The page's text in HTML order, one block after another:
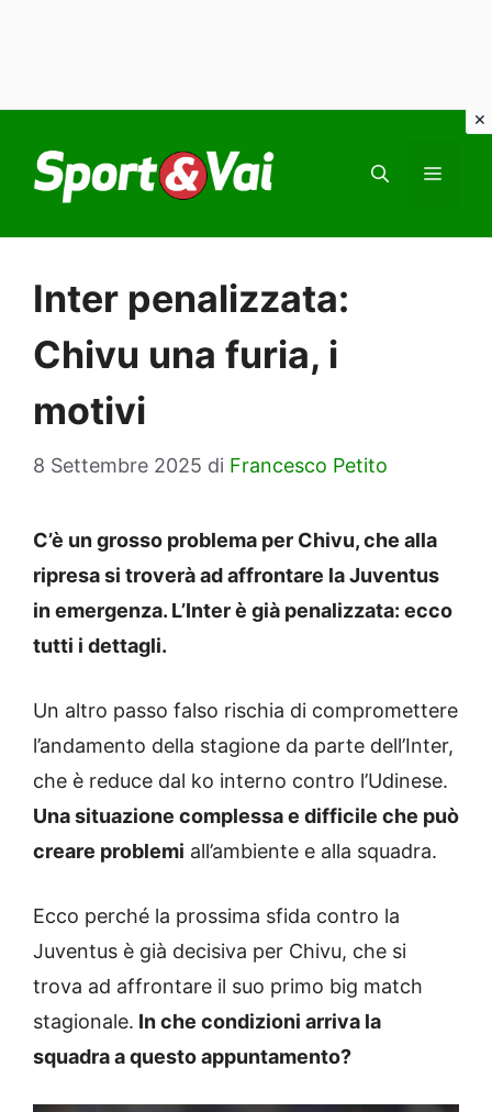
contenuto
Inter penalizzata:
Chivu una furia, i
motivi
8 Settembre 2025 di Francesco Petito
C’è un grosso problema per Chivu, che alla
ripresa si troverà ad affrontare la Juventus
in emergenza. L’Inter è già penalizzata: ecco
tutti i dettagli.
Un altro passo falso rischia di compromettere
l’andamento della stagione da parte dell’Inter,
che è reduce dal ko interno contro l’Udinese.
Una situazione complessa e difficile che può
creare problemi all’ambiente e alla squadra.
Ecco perché la prossima sfida contro la
Juventus è già decisiva per Chivu, che si
trova ad affrontare il suo primo big match
stagionale. In che condizioni arriva la
squadra a questo appuntamento?